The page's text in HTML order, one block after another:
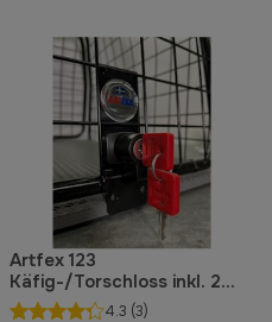
Artfex 123
Käfig-/Torschloss inkl. 2
roten Schlüsseln (Gen II)
4.3 (3)